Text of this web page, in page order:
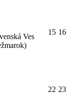
Ves
15 16
22 23